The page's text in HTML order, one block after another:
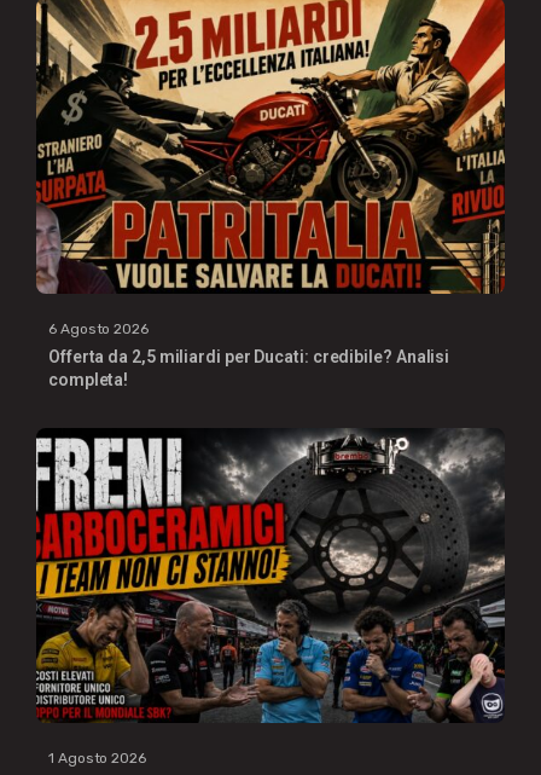
6 Agosto 2026
Offerta da 2,5 miliardi per Ducati: credibile? Analisi
completa!
1 Agosto 2026